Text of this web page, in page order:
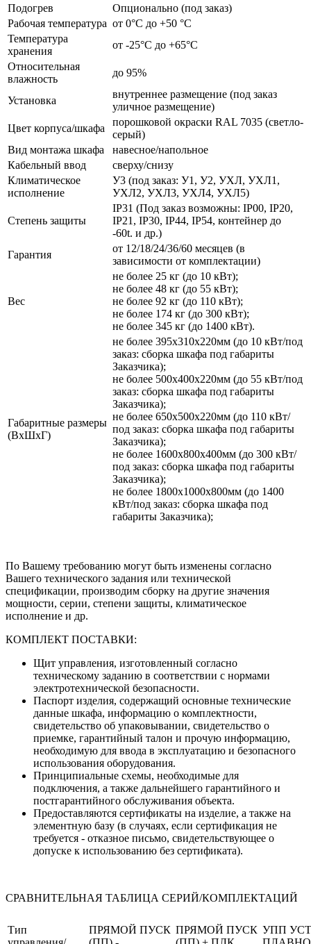
Подогрев
Опционально (под заказ)
Рабочая температура от 0°C до +50 °C
Температура
хранения
от -25°C до +65°C
Относительная
влажность
до 95%
Установка
внутреннее размещение (под заказ
уличное размещение)
Цвет корпуса/шкафа
порошковой окраски RAL 7035 (светло-
серый)
Вид монтажа шкафа
навесное/напольное
Кабельный ввод
сверху/снизу
Климатическое
исполнение
У3 (под заказ: У1, У2, УХЛ, УХЛ1,
УХЛ2, УХЛ3, УХЛ4, УХЛ5)
Степень защиты
IP31 (Под заказ возможны: IP00, IP20,
IP21, IP30, IP44, IP54, контейнер до
-60t. и др.)
Гарантия
от 12/18/24/36/60 месяцев (в
зависимости от комплектации)
Вес
не более 25 кг (до 10 кВт);
не более 48 кг (до 55 кВт);
не более 92 кг (до 110 кВт);
не более 174 кг (до 300 кВт);
не более 345 кг (до 1400 кВт).
Габаритные размеры
(ВхШхГ)
не более 395х310х220мм (до 10 кВт/под
заказ: сборка шкафа под габариты
Заказчика);
не более 500х400х220мм (до 55 кВт/под
заказ: сборка шкафа под габариты
Заказчика);
не более 650х500х220мм (до 110 кВт/
под заказ: сборка шкафа под габариты
Заказчика);
не более 1600х800х400мм (до 300 кВт/
под заказ: сборка шкафа под габариты
Заказчика);
не более 1800х1000х800мм (до 1400
кВт/под заказ: сборка шкафа под
габариты Заказчика);
По Вашему требованию могут быть изменены согласно
Вашего технического задания или технической
спецификации, производим сборку на другие значения
мощности, серии, степени защиты, климатическое
исполнение и др.
КОМПЛЕКТ ПОСТАВКИ:
Щит управления, изготовленный согласно
техническому заданию в соответствии с нормами
электротехнической безопасности.
Паспорт изделия, содержащий основные технические
данные шкафа, информацию о комплектности,
свидетельство об упаковывании, свидетельство о
приемке, гарантийный талон и прочую информацию,
необходимую для ввода в эксплуатацию и безопасного
использования оборудования.
Принципиальные схемы, необходимые для
подключения, а также дальнейшего гарантийного и
постгарантийного обслуживания объекта.
Предоставляются сертификаты на изделие, а также на
элементную базу (в случаях, если сертификация не
требуется - отказное письмо, свидетельствующее о
допуске к использованию без сертификата).
СРАВНИТЕЛЬНАЯ ТАБЛИЦА СЕРИЙ/КОМПЛЕКТАЦИЙ
Тип
ПРЯМОЙ ПУСК ПРЯМОЙ ПУСК УПП